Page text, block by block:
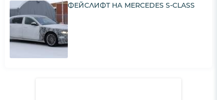
ФЕЙСЛИФТ НА MERCEDES S-CLASS